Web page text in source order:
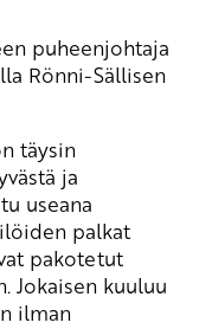
puheenjohtaja
Rönni-Sällisen
täysin
ja
useana
palkat
pakotetut
Jokaisen kuuluu
ilman